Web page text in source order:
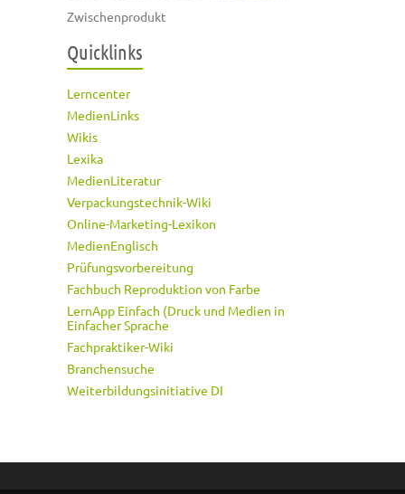
Zwischenprodukt
Quicklinks
Lerncenter
MedienLinks
Wikis
Lexika
MedienLiteratur
Verpackungstechnik-Wiki
Online-Marketing-Lexikon
MedienEnglisch
Prüfungsvorbereitung
Fachbuch Reproduktion von Farbe
LernApp Einfach (Druck und Medien in
Einfacher Sprache
Fachpraktiker-Wiki
Branchensuche
Weiterbildungsinitiative DI